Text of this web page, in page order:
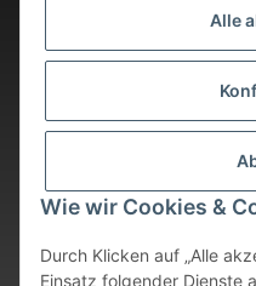
Alle
Wie wir Cookies &
Durch Klicken auf „Alle
Einsatz folgender Dienste